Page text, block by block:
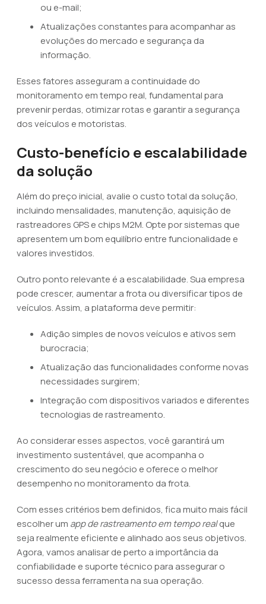
ou e-mail;
Atualizações constantes para acompanhar as
evoluções do mercado e segurança da
informação.
Esses fatores asseguram a continuidade do
monitoramento em tempo real, fundamental para
prevenir perdas, otimizar rotas e garantir a segurança
dos veículos e motoristas.
Custo-benefício e escalabilidade
da solução
Além do preço inicial, avalie o custo total da solução,
incluindo mensalidades, manutenção, aquisição de
rastreadores GPS e chips M2M. Opte por sistemas que
apresentem um bom equilíbrio entre funcionalidade e
valores investidos.
Outro ponto relevante é a escalabilidade. Sua empresa
pode crescer, aumentar a frota ou diversificar tipos de
veículos. Assim, a plataforma deve permitir:
Adição simples de novos veículos e ativos sem
burocracia;
Atualização das funcionalidades conforme novas
necessidades surgirem;
Integração com dispositivos variados e diferentes
tecnologias de rastreamento.
Ao considerar esses aspectos, você garantirá um
investimento sustentável, que acompanha o
crescimento do seu negócio e oferece o melhor
desempenho no monitoramento da frota.
Com esses critérios bem definidos, fica muito mais fácil
escolher um app de rastreamento em tempo realque
seja realmente eficiente e alinhado aos seus objetivos.
Agora, vamos analisar de perto a importância da
confiabilidade e suporte técnico para assegurar o
sucesso dessa ferramenta na sua operação.